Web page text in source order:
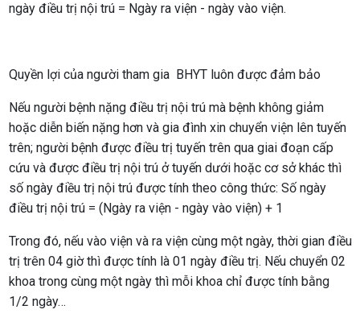
ngày điều trị nội trú = Ngày ra viện - ngày vào viện.
Quyền lợi của người tham gia BHYT luôn được đảm bảo
Nếu người bệnh nặng điều trị nội trú mà bệnh không giảm
hoặc diễn biến nặng hơn và gia đình xin chuyển viện lên tuyến
trên; người bệnh được điều trị tuyến trên qua giai đoạn cấp
cứu và được điều trị nội trú ở tuyến dưới hoặc cơ sở khác thì
số ngày điều trị nội trú được tính theo công thức: Số ngày
điều trị nội trú = (Ngày ra viện - ngày vào viện) + 1
Trong đó, nếu vào viện và ra viện cùng một ngày, thời gian điều
trị trên 04 giờ thì được tính là 01 ngày điều trị. Nếu chuyển 02
khoa trong cùng một ngày thì mỗi khoa chỉ được tính bằng
1/2 ngày…